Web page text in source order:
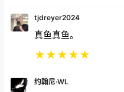
真鱼真鱼。
★★★★
我只能给它两星，因